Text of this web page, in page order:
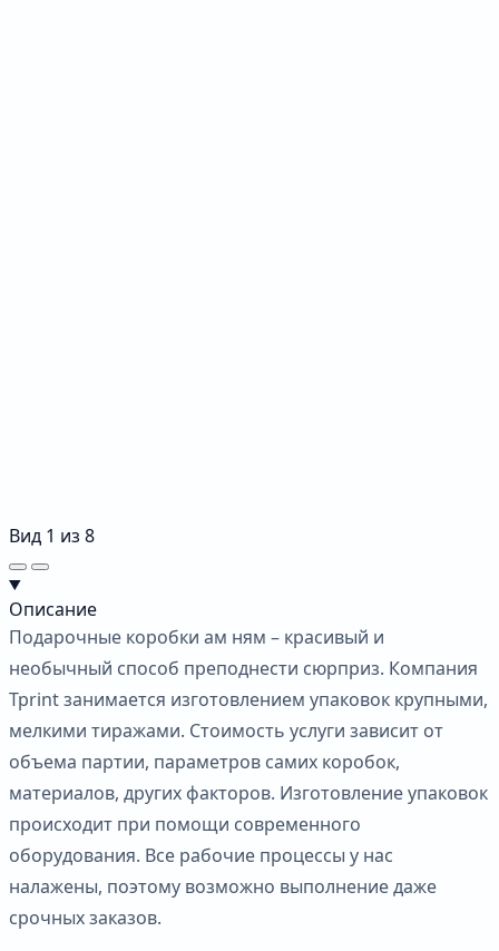
Вид 1 из 8
Описание
Подарочные коробки ам ням – красивый и
необычный способ преподнести сюрприз. Компания
Tprint занимается изготовлением упаковок крупными,
мелкими тиражами. Стоимость услуги зависит от
объема партии, параметров самих коробок,
материалов, других факторов. Изготовление упаковок
происходит при помощи современного
оборудования. Все рабочие процессы у нас
налажены, поэтому возможно выполнение даже
срочных заказов.